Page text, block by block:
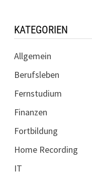
KATEGORIEN
Allgemein
Berufsleben
Fernstudium
Finanzen
Fortbildung
Home Recording
IT